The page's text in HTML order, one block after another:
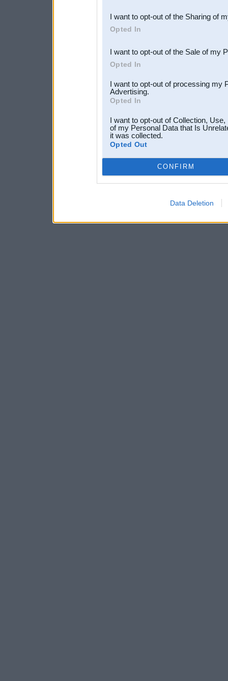
Downstream Participants
third parties.
I want to opt-out of the Sharing of
Opted In
I want to opt-out of the Sale of my
Opted In
I want to opt-out of processing my
Advertising.
Opted In
I want to opt-out of Collection,
of my Personal Data that Is
it was collected.
Opted Out
CONFIRM
Data Deletion